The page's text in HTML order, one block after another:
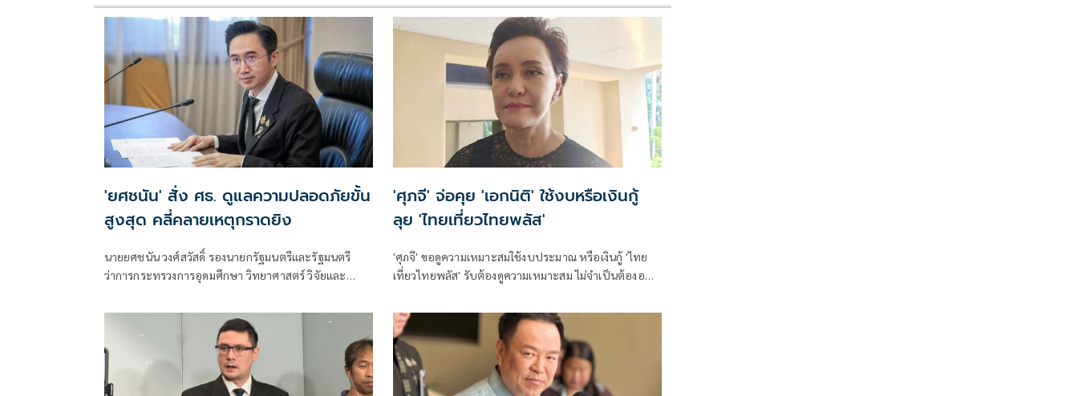
'ยศชนัน' สั่ง ศธ. ดูแลความปลอดภัยขั้น
สูงสุด คลี่คลายเหตุกราดยิง
นายยศชนัน วงศ์สวัสดิ์ รองนายกรัฐมนตรีและรัฐมนตรี
ว่าการกระทรวงการอุดมศึกษา วิทยาศาสตร์ วิจัยและ
เสียใจอย่างสุดซึ้งต่อครอบครัวผู้สูญเสีย
'ศุภจี' จ่อคุย 'เอกนิติ' ใช้งบหรือเงินกู้
ลุย 'ไทยเที่ยวไทยพลัส'
'ศุภจี' ขอดูความเหมาะสมใช้งบประมาณ หรือเงินกู้ 'ไทย
เที่ยวไทยพลัส' รับต้องดูความเหมาะสม ไม่จำเป็นต้องออก